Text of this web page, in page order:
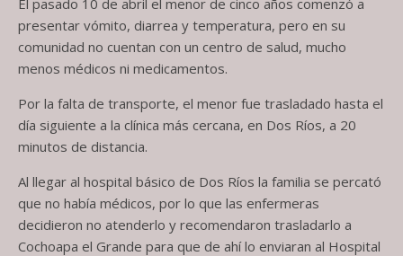
presentar vómito, diarrea y temperatura, pero en su
comunidad no cuentan con un centro de salud, mucho
menos médicos ni medicamentos.
Por la falta de transporte, el menor fue trasladado hasta el
día siguiente a la clínica más cercana, en Dos Ríos, a 20
minutos de distancia.
Al llegar al hospital básico de Dos Ríos la familia se percató
que no había médicos, por lo que las enfermeras
decidieron no atenderlo y recomendaron trasladarlo a
Cochoapa el Grande para que de ahí lo enviaran al Hospital